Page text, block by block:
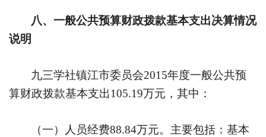
八、一般公共预算财政拨款基本支出决算情况
说明
九三学社镇江市委员会2015年度一般公共预
算财政拨款基本支出105.19万元，其中：
（一）人员经费88.84万元。主要包括：基本